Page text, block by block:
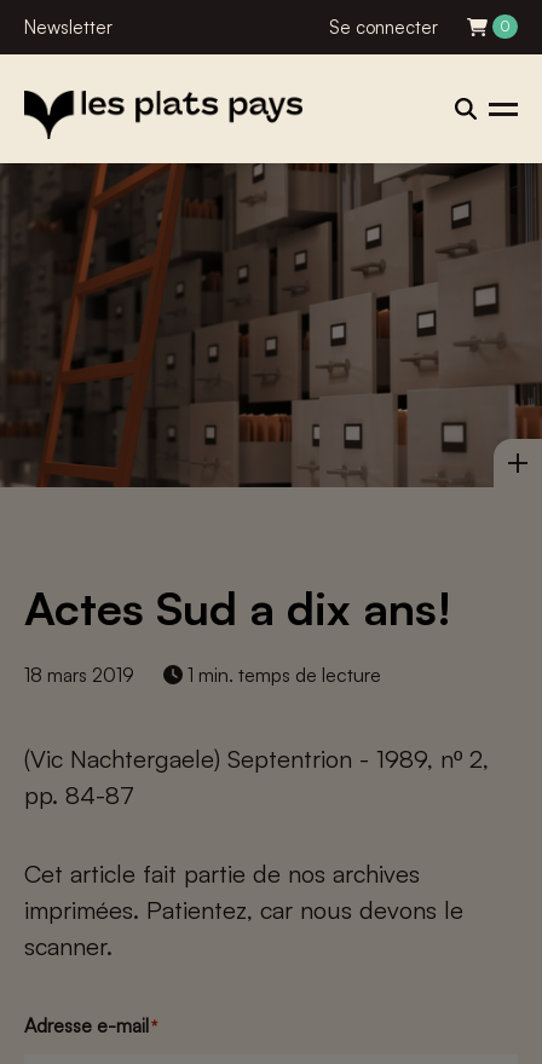
Newsletter Se connecter 0
Actes Sud a dix ans!
18 mars 2019 1 min. temps de lecture
(Vic Nachtergaele) Septentrion - 1989, nº 2,
pp. 84-87
Cet article fait partie de nos archives
imprimées. Patientez, car nous devons le
scanner.
Adresse e-mail*